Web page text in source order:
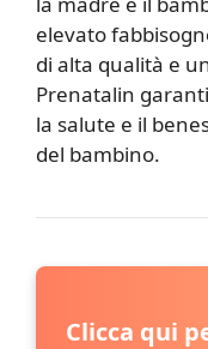
elevato
di alta qualità e
Prenatalin
la salute e il
del bambino.
Clicca qui